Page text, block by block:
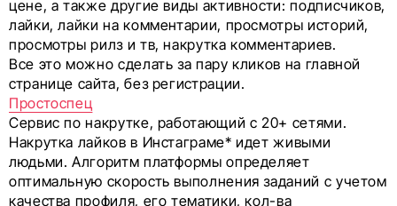
цене, а также другие виды активности: подписчиков,
лайки, лайки на комментарии, просмотры историй,
просмотры рилз и тв, накрутка комментариев.
Все это можно сделать за пару кликов на главной
странице сайта, без регистрации.
Простоспец
Сервис по накрутке, работающий с 20+ сетями.
Накрутка лайков в Инстаграме* идет живыми
людьми. Алгоритм платформы определяет
оптимальную скорость выполнения заданий с учетом
качества профиля, его тематики, кол-ва